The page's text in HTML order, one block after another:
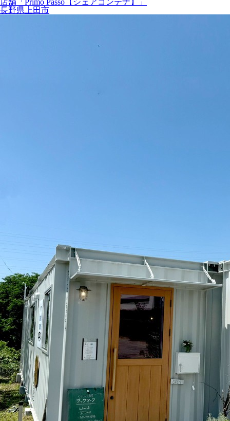
店舗「Primo Passo【シェアコンテナ】」
長野県上田市